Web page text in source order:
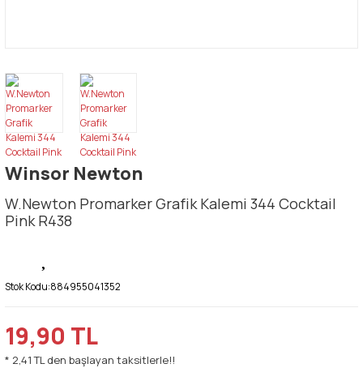
Winsor Newton
W.Newton Promarker Grafik Kalemi 344 Cocktail
Pink R438
Stok Kodu:884955041352
19,90 TL
* 2,41 TL den başlayan taksitlerle!!